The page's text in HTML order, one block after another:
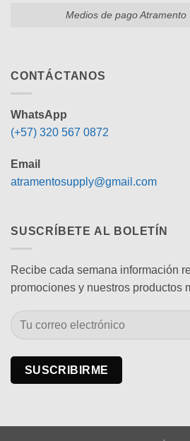
Medios de pago Atramento
CONTÁCTANOS
WhatsApp
(+57) 320 567 0872
Email
atramentosupply@gmail.com
SUSCRÍBETE AL BOLETÍN
Recibe cada semana información
promociones y nuestros productos